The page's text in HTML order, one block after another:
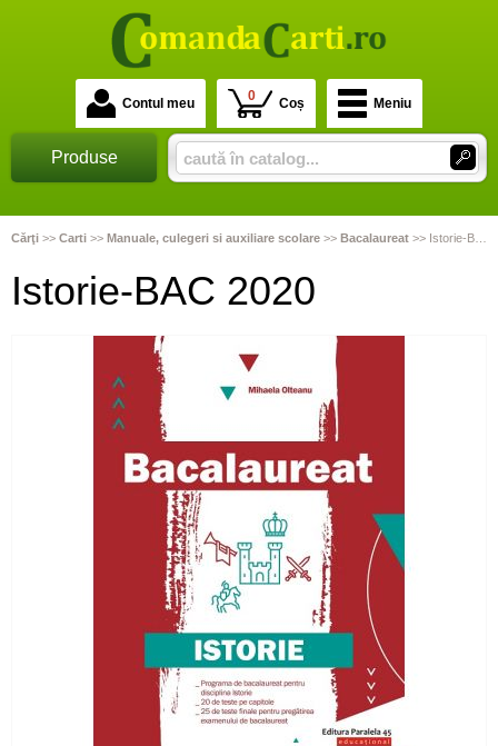
Contul meu 0 Coș Meniu
Produse
Cărţi >> Carti >> Manuale, culegeri si auxiliare scolare >> Bacalaureat >> Istorie-BAC 2020
Istorie-BAC 2020